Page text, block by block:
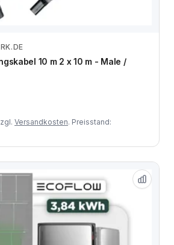
Zum Angebot
10 m 2 x 10 m - Male /
Versandkosten. Preisstand: